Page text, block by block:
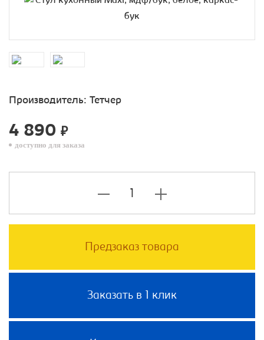
Производитель: Тетчер
4 890 ₽
доступно для заказа
Предзаказ товара
Заказать в 1 клик